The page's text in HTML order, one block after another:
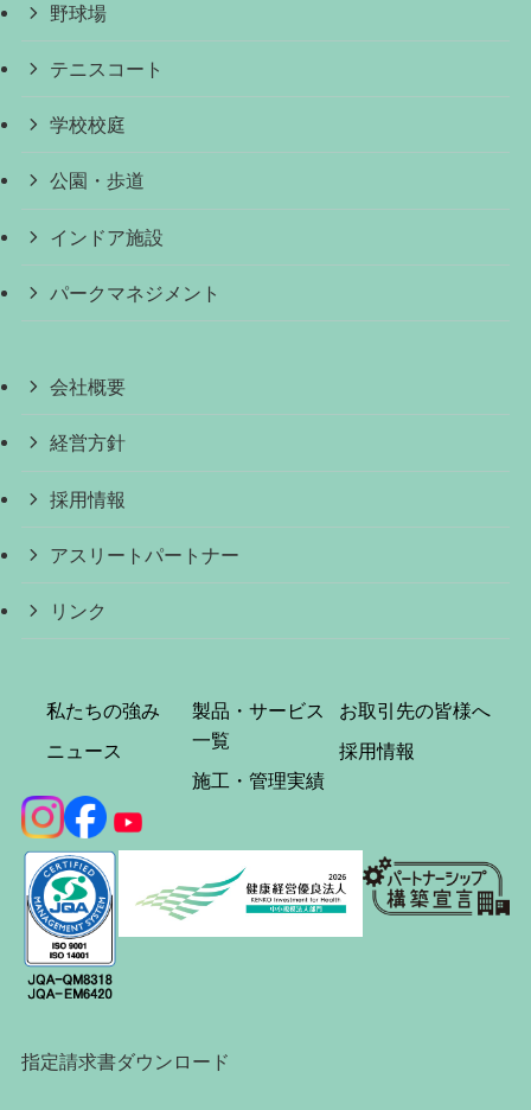
野球場
テニスコート
学校校庭
公園・歩道
インドア施設
パークマネジメント
会社概要
経営方針
採用情報
アスリートパートナー
リンク
私たちの強み
ニュース
製品・サービス
一覧
施工・管理実績
お取引先の皆様へ
採用情報
指定請求書ダウンロード